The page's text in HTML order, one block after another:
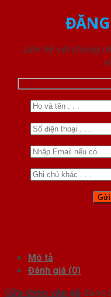
Liên hệ với chúng
Mô tả
Đánh giá (0)
Cửa thép vân gỗ đang